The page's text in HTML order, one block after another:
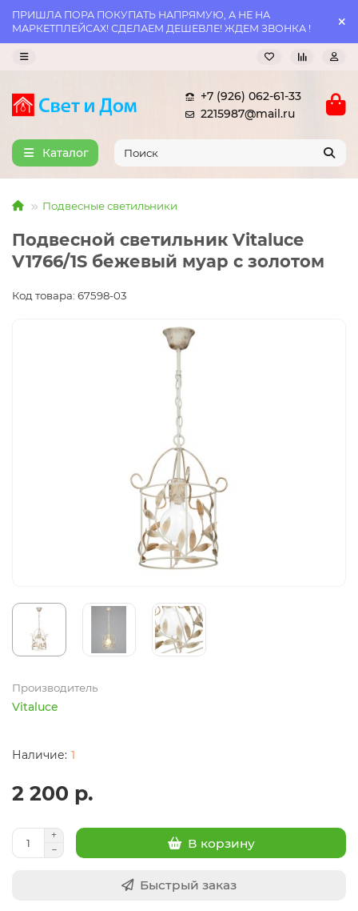
ПРИШЛА ПОРА ПОКУПАТЬ НАПРЯМУЮ, А НЕ НА
МАРКЕТПЛЕЙСАХ! СДЕЛАЕМ ДЕШЕВЛЕ! ЖДЕМ ЗВОНКА !
+7 (926) 062-61-33
2215987@mail.ru
Каталог
Подвесные светильники
Подвесной светильник Vitaluce
V1766/1S бежевый муар с золотом
Код товара: 67598-03
Производитель
Vitaluce
1
2 200 р.
В корзину
Быстрый заказ